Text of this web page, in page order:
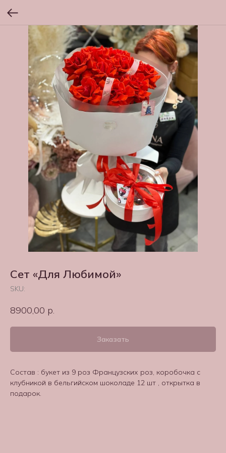
Сет «Для Любимой»
SKU:
8900,00 р.
Заказать
Состав : букет из 9 роз Французских роз, коробочка с
клубникой в бельгийском шоколаде 12 шт , открытка в
подарок.